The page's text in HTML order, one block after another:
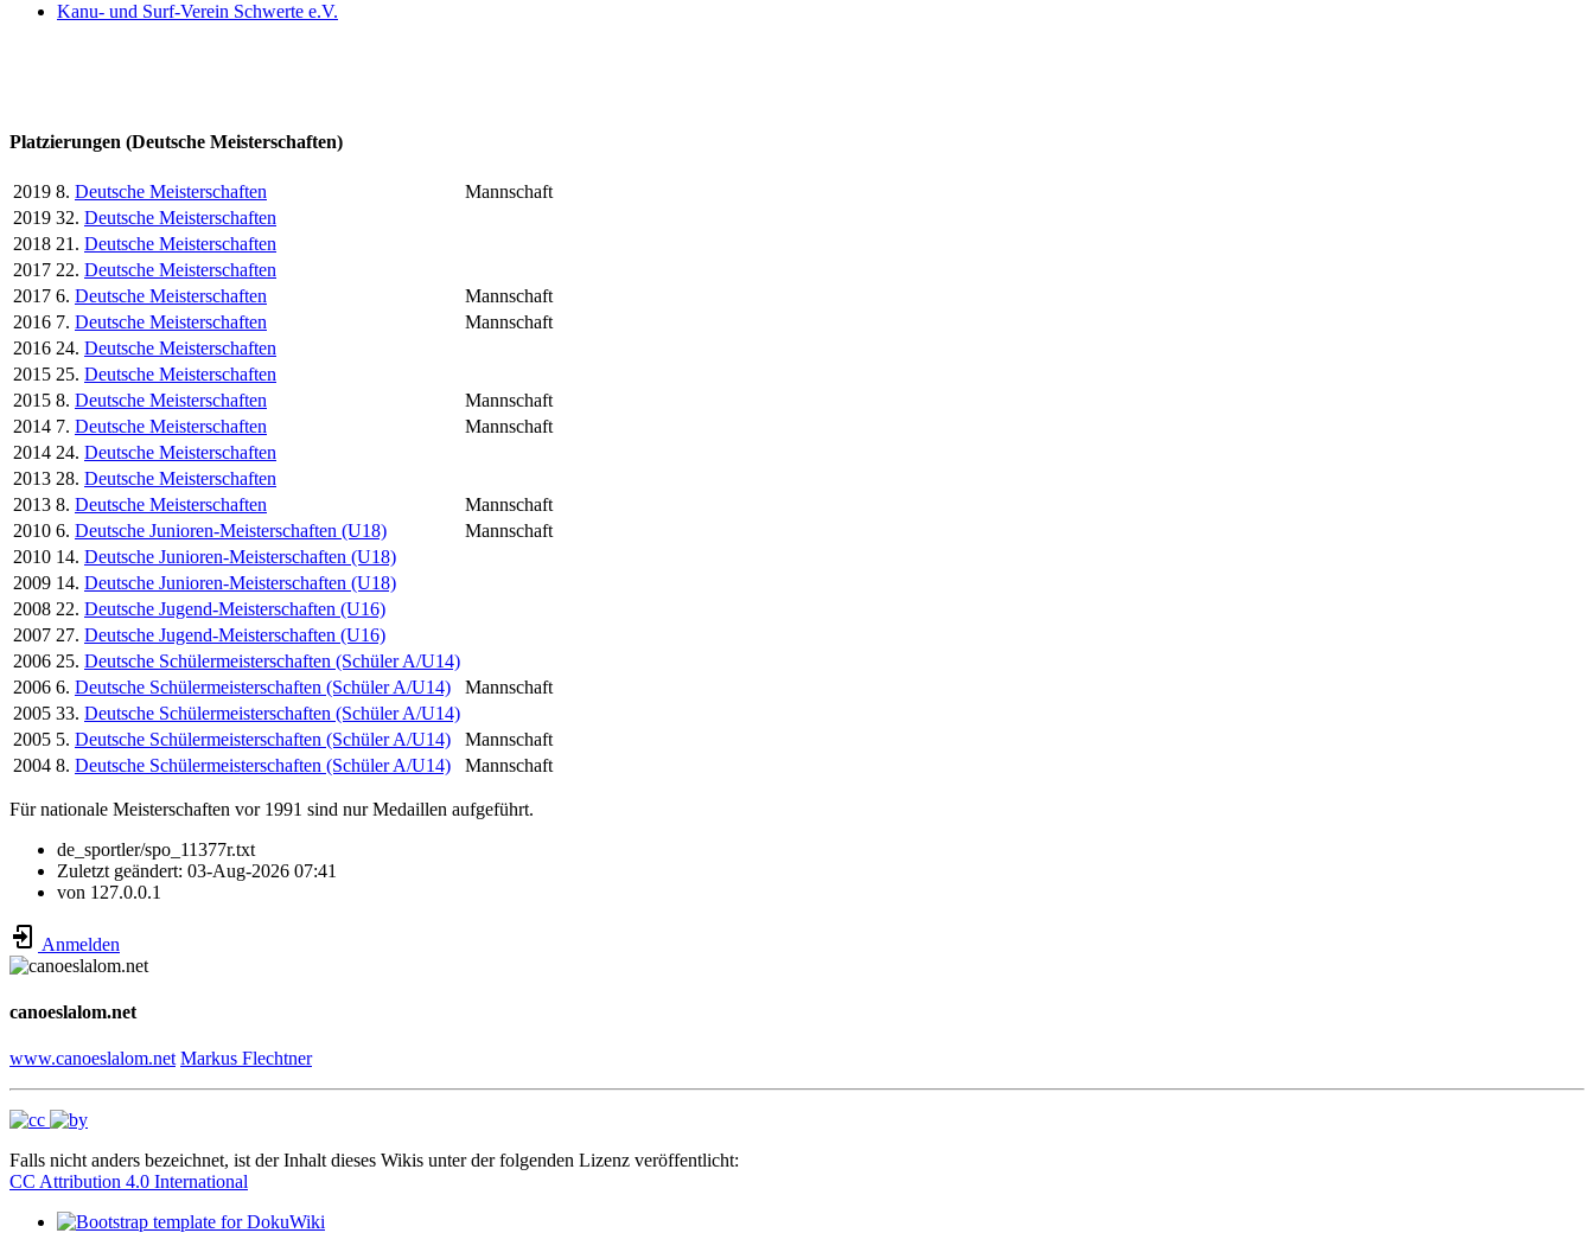
Kanu- und Surf-Verein Schwerte e.V.
Platzierungen (Deutsche Meisterschaften)
2019 8. Deutsche Meisterschaften
Mannschaft
2019 32. Deutsche Meisterschaften
2018 21. Deutsche Meisterschaften
2017 22. Deutsche Meisterschaften
2017 6. Deutsche Meisterschaften
Mannschaft
2016 7. Deutsche Meisterschaften
Mannschaft
2016 24. Deutsche Meisterschaften
2015 25. Deutsche Meisterschaften
2015 8. Deutsche Meisterschaften
Mannschaft
2014 7. Deutsche Meisterschaften
Mannschaft
2014 24. Deutsche Meisterschaften
2013 28. Deutsche Meisterschaften
2013 8. Deutsche Meisterschaften
Mannschaft
2010 6. Deutsche Junioren-Meisterschaften (U18)
Mannschaft
2010 14. Deutsche Junioren-Meisterschaften (U18)
2009 14. Deutsche Junioren-Meisterschaften (U18)
2008 22. Deutsche Jugend-Meisterschaften (U16)
2007 27. Deutsche Jugend-Meisterschaften (U16)
2006 25. Deutsche Schülermeisterschaften (Schüler A/U14)
2006 6. Deutsche Schülermeisterschaften (Schüler A/U14)
Mannschaft
2005 33. Deutsche Schülermeisterschaften (Schüler A/U14)
2005 5. Deutsche Schülermeisterschaften (Schüler A/U14)
Mannschaft
2004 8. Deutsche Schülermeisterschaften (Schüler A/U14) Mannschaft
Für nationale Meisterschaften vor 1991 sind nur Medaillen aufgeführt.
de_sportler/spo_11377r.txt
Zuletzt geändert: 03-Aug-2026 07:41
von 127.0.0.1
Anmelden
canoeslalom.net
www.canoeslalom.net Markus Flechtner
Falls nicht anders bezeichnet, ist der Inhalt dieses Wikis unter der folgenden Lizenz veröffentlicht:
CC Attribution 4.0 International